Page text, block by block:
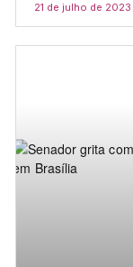
21 de julho de 2023